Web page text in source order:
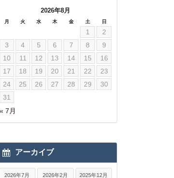
2026年8月
月 火 水 木 金 土 日
« 7月
1
2
3
4 5 6 7 8
9
10
11 12 13 14 15
16
17
18 19 20 21 22
23
24
25 26 27 28 29
30
31
アーカイブ
2026年7月 2026年2月 2025年12月